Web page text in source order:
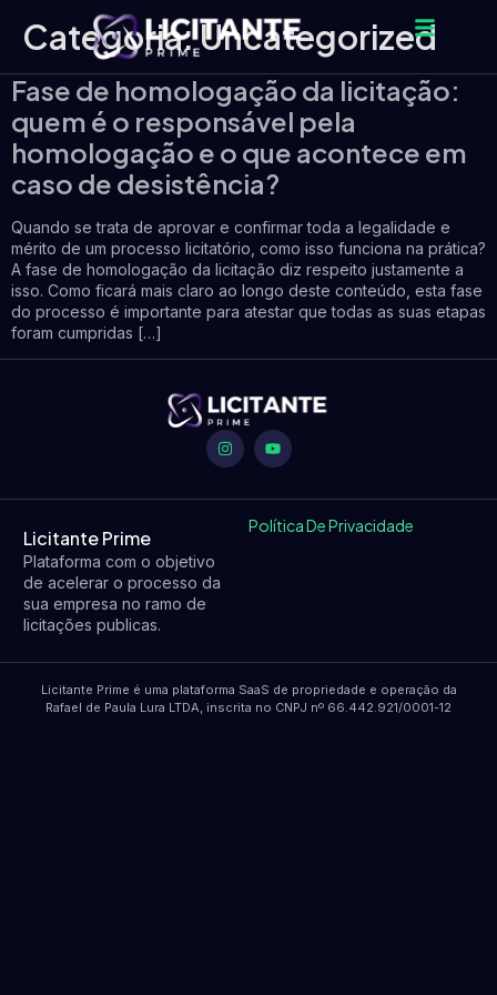
Categoria:Uncategorized
Fase de homologação da licitação:
quem é o responsável pela
homologação e o que acontece em
caso de desistência?
Quando se trata de aprovar e confirmar toda a legalidade e
mérito de um processo licitatório, como isso funciona na prática?
A fase de homologação da licitação diz respeito justamente a
isso. Como ficará mais claro ao longo deste conteúdo, esta fase
do processo é importante para atestar que todas as suas etapas
foram cumpridas […]
Licitante Prime
Plataforma com o objetivo
de acelerar o processo da
sua empresa no ramo de
licitações publicas.
Política De Privacidade
Licitante Prime é uma plataforma SaaS de propriedade e operação da
Rafael de Paula Lura LTDA, inscrita no CNPJ nº 66.442.921/0001-12